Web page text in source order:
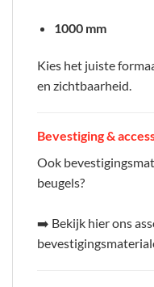
1000 mm
Kies het juiste
en zichtbaarheid.
Bevestiging &
Ook
beugels?
➡️ Bekijk hier ons